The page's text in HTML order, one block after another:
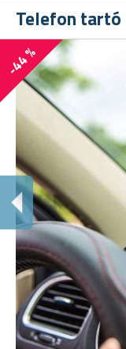
Telefon
-44 %